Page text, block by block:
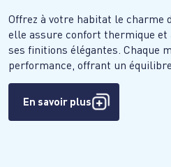
Offrez à votre habitat le charme
elle assure confort thermique
ses finitions élégantes. Chaque
performance, offrant un
En savoir plus